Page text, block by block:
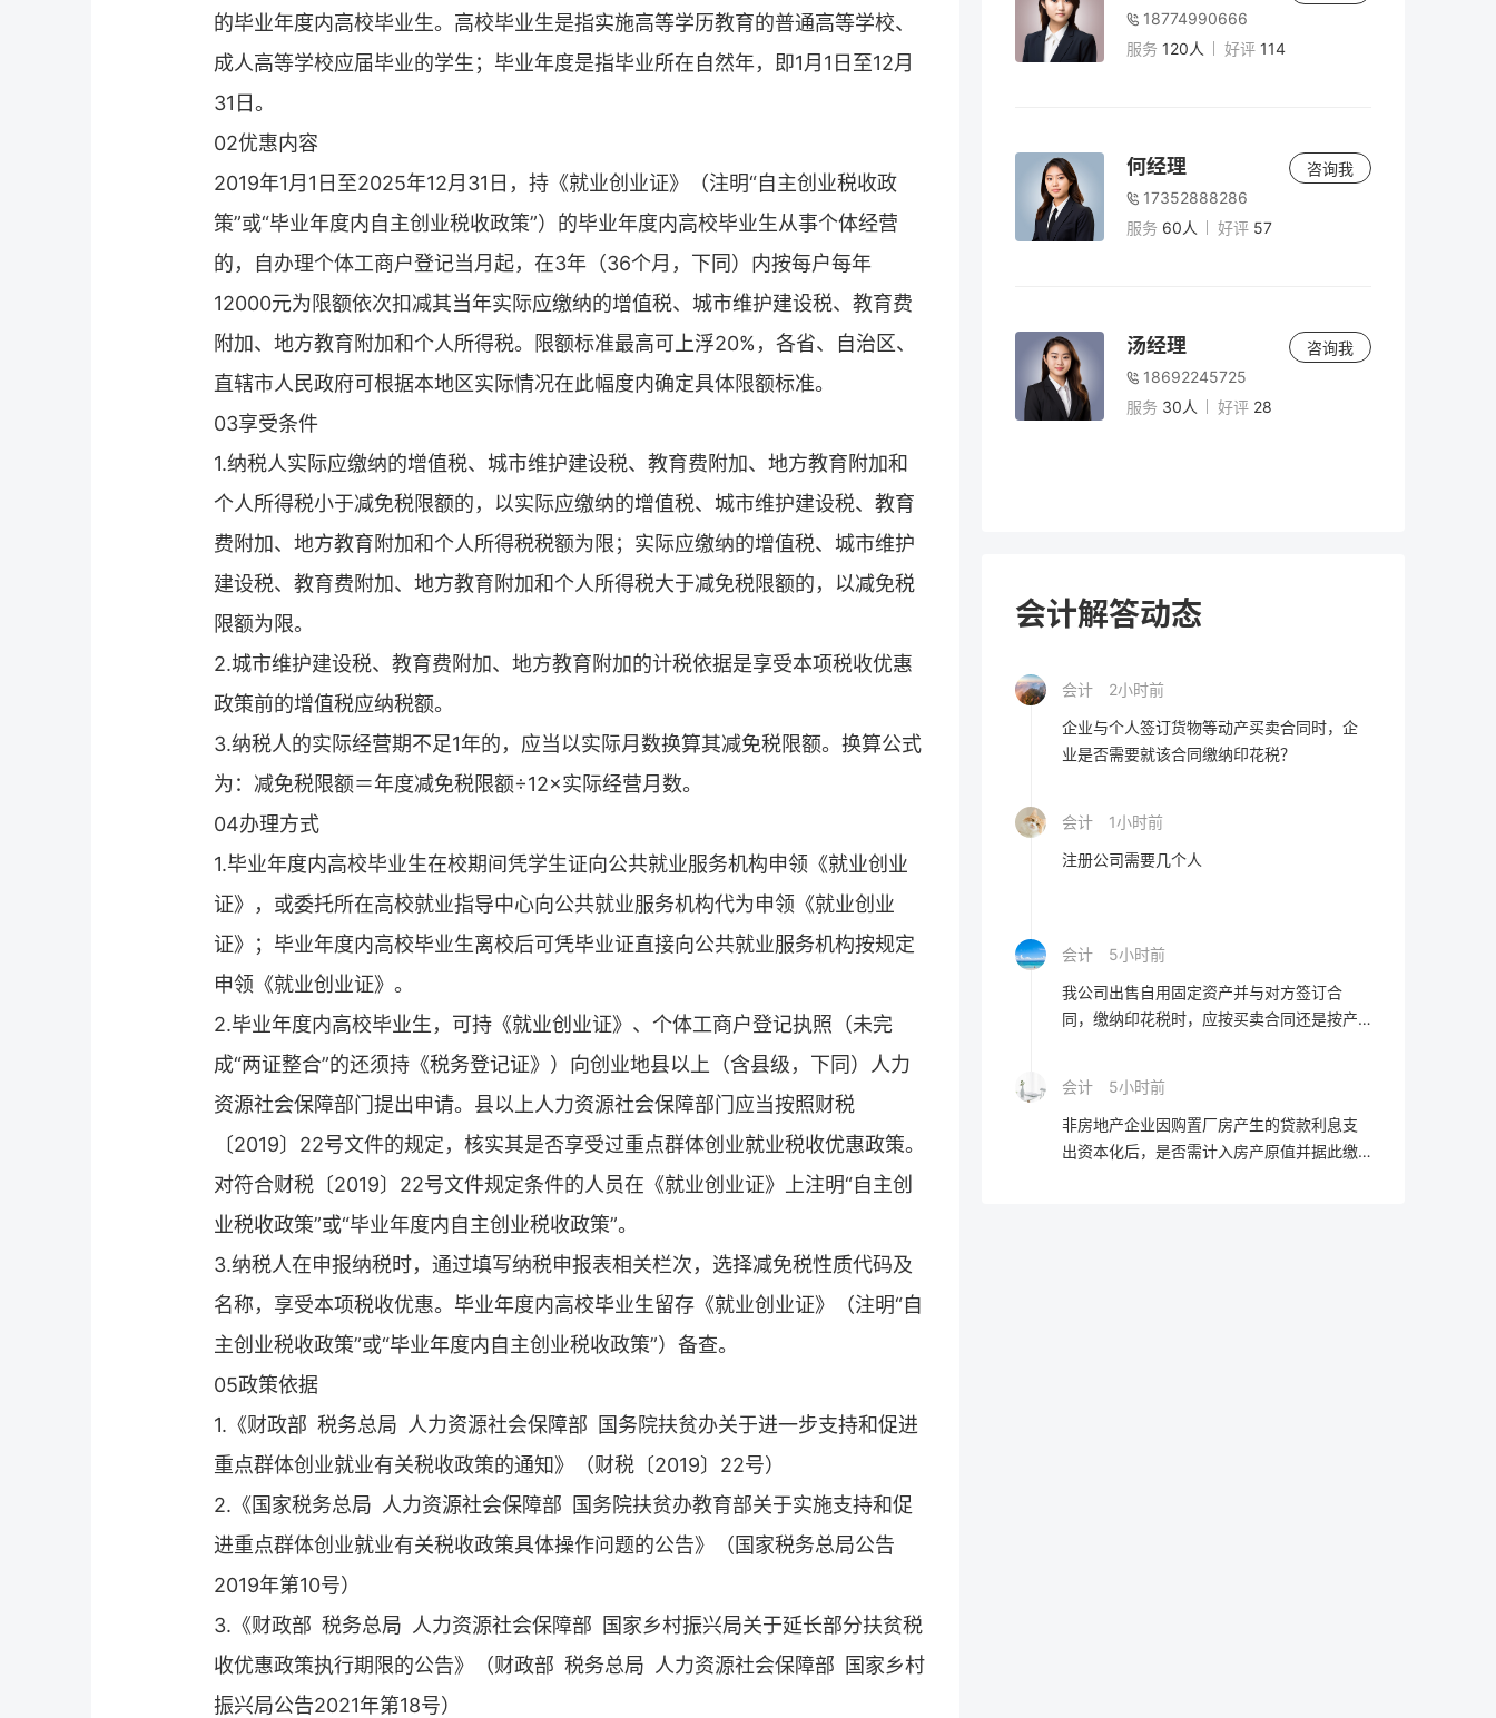
的毕业年度内高校毕业生。高校毕业生是指实施高等学历教育的普通高等学校、
成人高等学校应届毕业的学生；毕业年度是指毕业所在自然年，即1月1日至12月
31日。
02优惠内容
2019年1月1日至2025年12月31日，持《就业创业证》（注明“自主创业税收政
策”或“毕业年度内自主创业税收政策”）的毕业年度内高校毕业生从事个体经营
的，自办理个体工商户登记当月起，在3年（36个月，下同）内按每户每年
12000元为限额依次扣减其当年实际应缴纳的增值税、城市维护建设税、教育费
附加、地方教育附加和个人所得税。限额标准最高可上浮20%，各省、自治区、
直辖市人民政府可根据本地区实际情况在此幅度内确定具体限额标准。
03享受条件
1.纳税人实际应缴纳的增值税、城市维护建设税、教育费附加、地方教育附加和
个人所得税小于减免税限额的，以实际应缴纳的增值税、城市维护建设税、教育
费附加、地方教育附加和个人所得税税额为限；实际应缴纳的增值税、城市维护
建设税、教育费附加、地方教育附加和个人所得税大于减免税限额的，以减免税
限额为限。
2.城市维护建设税、教育费附加、地方教育附加的计税依据是享受本项税收优惠
政策前的增值税应纳税额。
3.纳税人的实际经营期不足1年的，应当以实际月数换算其减免税限额。换算公式
为：减免税限额＝年度减免税限额÷12×实际经营月数。
04办理方式
1.毕业年度内高校毕业生在校期间凭学生证向公共就业服务机构申领《就业创业
证》，或委托所在高校就业指导中心向公共就业服务机构代为申领《就业创业
证》；毕业年度内高校毕业生离校后可凭毕业证直接向公共就业服务机构按规定
申领《就业创业证》。
2.毕业年度内高校毕业生，可持《就业创业证》、个体工商户登记执照（未完
成“两证整合”的还须持《税务登记证》）向创业地县以上（含县级，下同）人力
资源社会保障部门提出申请。县以上人力资源社会保障部门应当按照财税
〔2019〕22号文件的规定，核实其是否享受过重点群体创业就业税收优惠政策。
对符合财税〔2019〕22号文件规定条件的人员在《就业创业证》上注明“自主创
业税收政策”或“毕业年度内自主创业税收政策”。
3.纳税人在申报纳税时，通过填写纳税申报表相关栏次，选择减免税性质代码及
名称，享受本项税收优惠。毕业年度内高校毕业生留存《就业创业证》（注明“自
主创业税收政策”或“毕业年度内自主创业税收政策”）备查。
05政策依据
1.《财政部 税务总局 人力资源社会保障部 国务院扶贫办关于进一步支持和促进
重点群体创业就业有关税收政策的通知》（财税〔2019〕22号）
2.《国家税务总局 人力资源社会保障部 国务院扶贫办教育部关于实施支持和促
进重点群体创业就业有关税收政策具体操作问题的公告》（国家税务总局公告
2019年第10号）
3.《财政部 税务总局 人力资源社会保障部 国家乡村振兴局关于延长部分扶贫税
收优惠政策执行期限的公告》（财政部 税务总局 人力资源社会保障部 国家乡村
振兴局公告2021年第18号）
18774990666
服务 120人 好评 114
何经理
17352888286
服务 60人 好评 57
咨询我
汤经理
18692245725
服务 30人 好评 28
咨询我
会计解答动态
号）第三条和第七条的规定，银行业金融机
构、金融资产管理公司接收抵债资产免征契
税。对于接受的不动产抵债资产，该不动产
不动产？
会计
3小时前
我单位将自有土地租赁给物流企业用于大宗
会计
3小时前
农产品批发市场内的摊位因商户更替而出现
短期空置，在此期间是否可以享受优惠？
出租人与承租人原签订房产租赁合同，合同
到期后双方未续签，承租人未腾退房产并持
续违法占用，同时缴纳占有使用费。在此情
况下，该房产应按从租方式计征房产税，还
会计
度，但在2025年1月续保时发现2024年的车
船税漏缴。那么，我是在哪一年重复缴纳了
我公司通过正常摘牌方式取得土地并进行开
发，国资企业以一定价款回购并按节点付
销售款是否需要预缴税款？
会计
2小时前
企业与个人签订货物等动产买卖合同时，企
业是否需要就该合同缴纳印花税？
会计
1小时前
注册公司需要几个人
会计
5小时前
我公司出售自用固定资产并与对方签订合
同，缴纳印花税时，应按买卖合同还是按产
会计
5小时前
非房地产企业因购置厂房产生的贷款利息支
出资本化后，是否需计入房产原值并据此缴